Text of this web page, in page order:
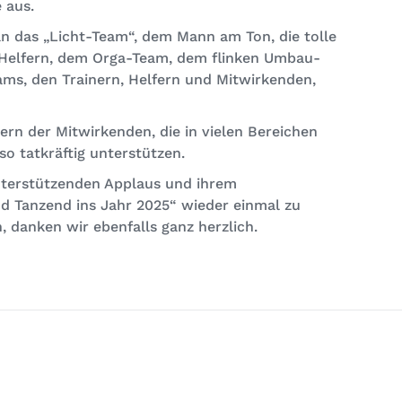
aus.
das „Licht-Team“, dem Mann am Ton, die tolle
dem Orga-Team, dem flinken Umbau-
den Trainern, Helfern und Mitwirkenden,
der Mitwirkenden, die in vielen Bereichen
tatkräftig unterstützen.
Applaus und ihrem
Tanzend ins Jahr 2025“ wieder einmal zu
danken wir ebenfalls ganz herzlich.